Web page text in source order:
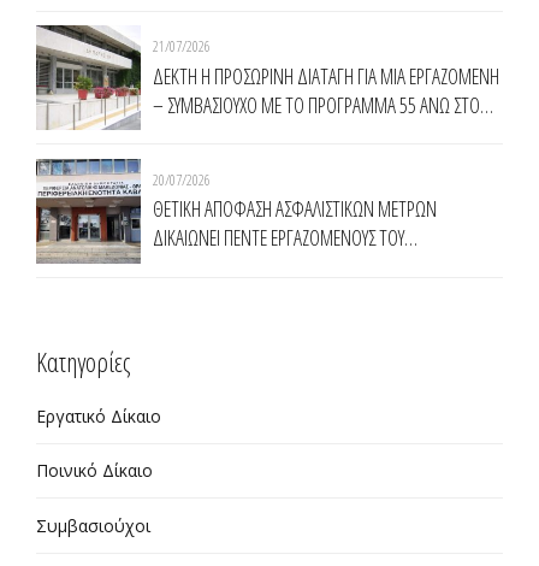
21/07/2026
ΔΕΚΤΗ Η ΠΡΟΣΩΡΙΝΗ ΔΙΑΤΑΓΗ ΓΙΑ ΜΙΑ ΕΡΓΑΖΟΜΕΝΗ
– ΣΥΜΒΑΣΙΟΥΧΟ ΜΕ ΤΟ ΠΡΟΓΡΑΜΜΑ 55 ΑΝΩ ΣΤΟ
20/07/2026
ΘΕΤΙΚΗ ΑΠΟΦΑΣΗ ΑΣΦΑΛΙΣΤΙΚΩΝ ΜΕΤΡΩΝ
ΔΙΚΑΙΩΝΕΙ ΠΕΝΤΕ ΕΡΓΑΖΟΜΕΝΟΥΣ ΤΟΥ
Kατηγορίες
Εργατικό Δίκαιο
Ποινικό Δίκαιο
Συμβασιούχοι